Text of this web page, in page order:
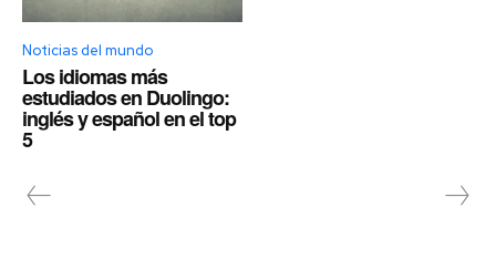
Noticias del mundo
Los idiomas más
estudiados en Duolingo:
inglés y español en el top
5